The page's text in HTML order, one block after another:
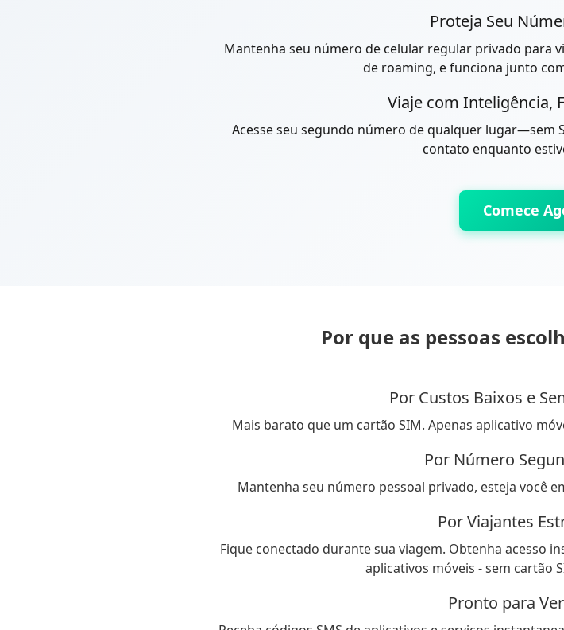
Proteja Seu
Mantenha seu número de celular regular privado para
de roaming, e funciona junto
Viaje com Inteligência,
Acesse seu segundo número de qualquer lugar—sem
contato enquanto
Comece
Por que as pessoas
Por Custos Baixos e
Mais barato que um cartão SIM. Apenas aplicativo
Por Número
Mantenha seu número pessoal privado, esteja você
Por Viajantes
Fique conectado durante sua viagem. Obtenha acesso
aplicativos móveis - sem cartão
Pronto para